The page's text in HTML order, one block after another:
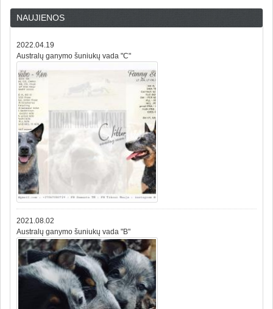
NAUJIENOS
2022.04.19
Australų ganymo šuniukų vada "C"
2021.08.02
Australų ganymo šuniukų vada "B"